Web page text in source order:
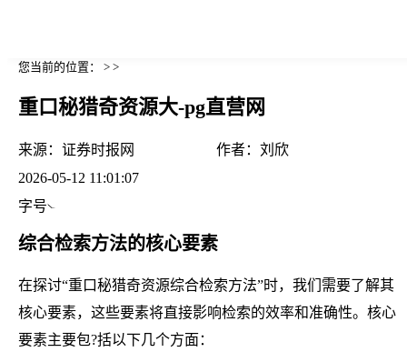
您当前的位置： > >
重口秘猎奇资源大-pg直营网
来源： 证券时报网 作者： 刘欣
2026-05-12 11:01:07
字号
综合检索方法的核心要素
在探讨“重口秘猎奇资源综合检索方法”时，我们需要了解其
核心要素，这些要素将直接影响检索的效率和准确性。核心
要素主要包?括以下几个方面：